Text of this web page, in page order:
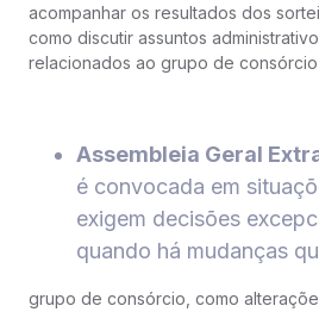
acompanhar os resultados dos
como discutir assuntos
relacionados ao grupo de consórcio
Assembleia Geral
é convocada em
exigem decisões
quando há mudanças
grupo de consórcio, como